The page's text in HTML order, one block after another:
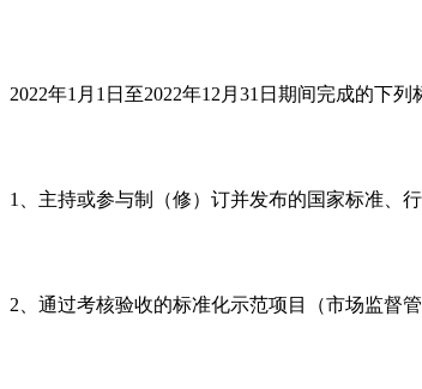
2022年1月1日至2022年12月31日期间完成的下列
1、主持或参与制（修）订并发布的国家标准、
2、通过考核验收的标准化示范项目（市场监督管